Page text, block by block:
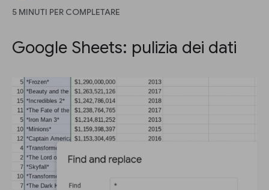
5 MINUTI PER COMPLETARE
Google Sheets: pulizia dei dati